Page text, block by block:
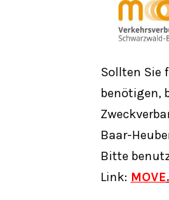
Sollten Sie
benötigen,
Baar-
Bitte
Link: MOVE.